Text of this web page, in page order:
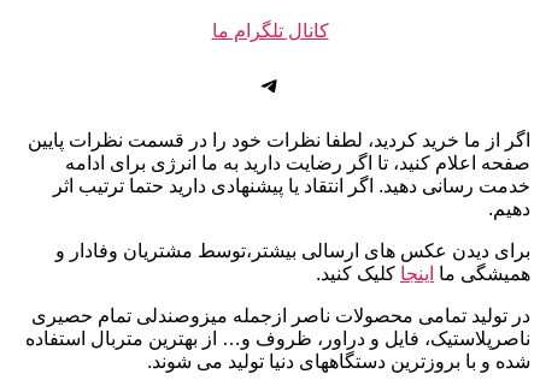
کانال تلگرام ما
تلگرام
اگر از ما خرید کردید، لطفا نظرات خود را در قسمت نظرات پایین
صفحه اعلام کنید، تا اگر رضایت دارید به ما انرژی برای ادامه
خدمت رسانی دهید. اگر انتقاد یا پیشنهادی دارید حتما ترتیب اثر
دهیم.
برای دیدن عکس های ارسالی بیشتر،توسط مشتریان وفادار و
همیشگی ما اینجا کلیک کنید.
در تولید تمامی محصولات ناصر ازجمله میزوصندلی تمام حصیری
ناصرپلاستیک، فایل و دراور، ظروف و… از بهترین متربال استفاده
شده و با بروزترین دستگاههای دنیا تولید می شوند.